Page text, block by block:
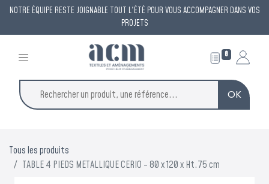
NOTRE ÉQUIPE RESTE JOIGNABLE TOUT L'ÉTÉ POUR VOUS ACCOMPAGNER DANS VOS
PROJETS
0
OK
Tous les produits
TABLE 4 PIEDS METALLIQUE CERIO - 80 x 120 x Ht.75 cm